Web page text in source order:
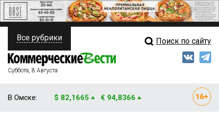
ПОЛИТИКА
ФИНАНСЫ
Свежий выпуск
Все рубрики Поиск по сайту
Суббота, 8 Августа
В Омске: $ 82,1665 € 94,8366